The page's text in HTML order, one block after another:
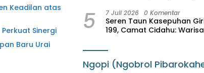
Keadilan atas
Sinergi
Baru Urai
5 7 Juli 2026 0 Komentar
Seren Taun Kasepuhan
199, Camat Cidahu:
Ngopi (Ngobrol